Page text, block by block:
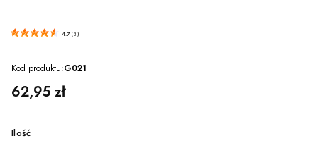
4.7 (3 )
Kod produktu:G021
Cena
62,95 zł
Ilość